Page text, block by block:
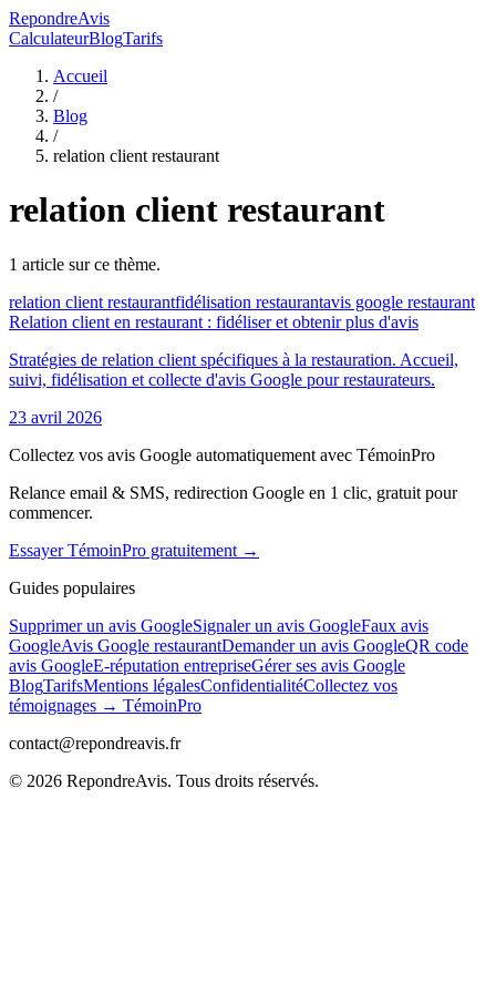
RepondreAvis
CalculateurBlogTarifs
Accueil
/
Blog
/
relation client restaurant
relation client restaurant
1 article sur ce thème.
relation client restaurantfidélisation restaurantavis google restaurant
Relation client en restaurant : fidéliser et obtenir plus d'avis
Stratégies de relation client spécifiques à la restauration. Accueil,
suivi, fidélisation et collecte d'avis Google pour restaurateurs.
23 avril 2026
Collectez vos avis Google automatiquement avec TémoinPro
Relance email & SMS, redirection Google en 1 clic, gratuit pour
commencer.
Essayer TémoinPro gratuitement →
Guides populaires
Supprimer un avis GoogleSignaler un avis GoogleFaux avis
GoogleAvis Google restaurantDemander un avis GoogleQR code
avis GoogleE-réputation entrepriseGérer ses avis Google
BlogTarifsMentions légalesConfidentialitéCollectez vos
témoignages → TémoinPro
contact@repondreavis.fr
© 2026 RepondreAvis. Tous droits réservés.